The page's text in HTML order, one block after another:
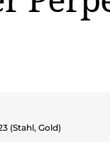
(Stahl, Gold)